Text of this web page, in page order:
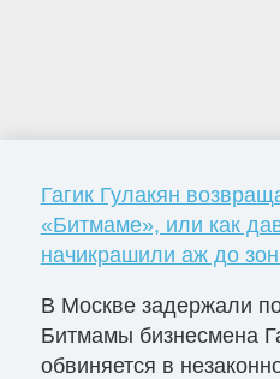
Гагик Гулакян
«Битмаме», или как
начикрашили аж до
В Москве задержали
Битмамы бизнесмена
обвиняется в